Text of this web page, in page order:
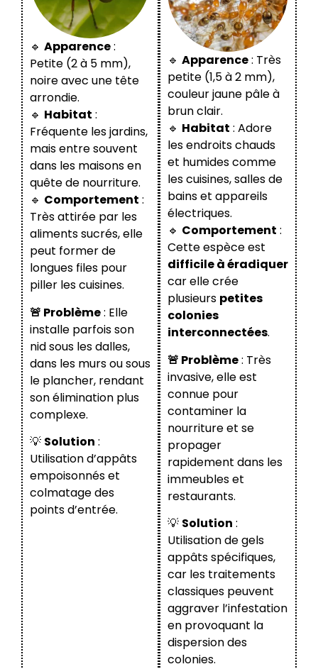
🔹 Apparence:
Petite (2 à 5 mm),
noire avec une tête
arrondie.
🔹 Habitat :
Fréquente les jardins,
mais entre souvent
dans les maisons en
quête de nourriture.
🔹 Comportement :
Très attirée par les
aliments sucrés, elle
peut former de
longues files pour
piller les cuisines.
🚨 Problème: Elle
installe parfois son
nid sous les dalles,
dans les murs ou sous
le plancher, rendant
son élimination plus
complexe.
💡 Solution :
Utilisation d’appâts
empoisonnés et
colmatage des
points d’entrée.
🔹 Apparence: Très
petite (1,5 à 2 mm),
couleur jaune pâle à
brun clair.
🔹 Habitat : Adore
les endroits chauds
et humides comme
les cuisines, salles de
bains et appareils
électriques.
🔹 Comportement :
Cette espèce est
difficile à éradiquer
car elle crée
plusieurs petites
colonies
interconnectées.
🚨 Problème: Très
invasive, elle est
connue pour
contaminer la
nourriture et se
propager
rapidement dans les
immeubles et
restaurants.
💡 Solution :
Utilisation de gels
appâts spécifiques,
car les traitements
classiques peuvent
aggraver l’infestation
en provoquant la
dispersion des
colonies.